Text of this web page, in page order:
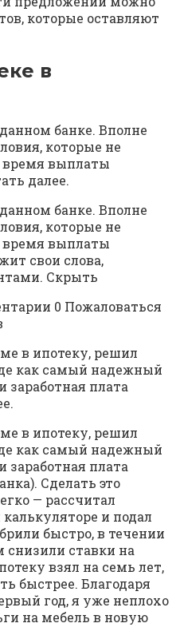
которые оставляют
в
банке. Вполне
которые не
время выплаты
далее.
банке. Вполне
которые не
время выплаты
свои слова,
Скрыть
0 Пожаловаться
в ипотеку, решил
как самый надежный
плата
в ипотеку, решил
как самый надежный
плата
Сделать это
— рассчитал
и подал
быстро, в течении
снизили ставки на
взял на семь лет,
быстрее. Благодаря
год, я уже неплохо
на мебель в новую